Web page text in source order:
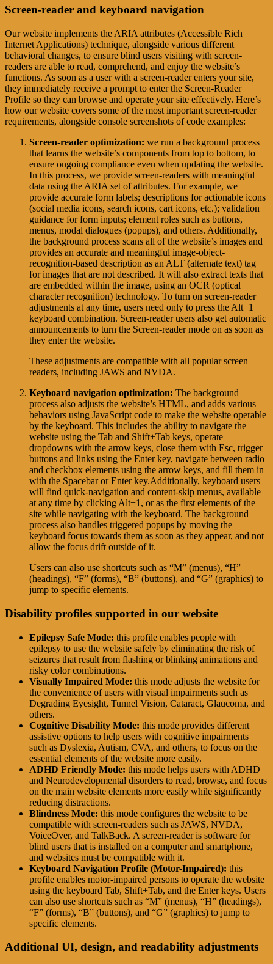
Screen-reader and keyboard navigation
Our website implements the ARIA attributes (Accessible Rich
Internet Applications) technique, alongside various different
behavioral changes, to ensure blind users visiting with screen-
readers are able to read, comprehend, and enjoy the website’s
functions. As soon as a user with a screen-reader enters your site,
they immediately receive a prompt to enter the Screen-Reader
Profile so they can browse and operate your site effectively. Here’s
how our website covers some of the most important screen-reader
requirements, alongside console screenshots of code examples:
Screen-reader optimization: we run a background process
that learns the website’s components from top to bottom, to
ensure ongoing compliance even when updating the website.
In this process, we provide screen-readers with meaningful
data using the ARIA set of attributes. For example, we
provide accurate form labels; descriptions for actionable icons
(social media icons, search icons, cart icons, etc.); validation
guidance for form inputs; element roles such as buttons,
menus, modal dialogues (popups), and others. Additionally,
the background process scans all of the website’s images and
provides an accurate and meaningful image-object-
recognition-based description as an ALT (alternate text) tag
for images that are not described. It will also extract texts that
are embedded within the image, using an OCR (optical
character recognition) technology. To turn on screen-reader
adjustments at any time, users need only to press the Alt+1
keyboard combination. Screen-reader users also get automatic
announcements to turn the Screen-reader mode on as soon as
they enter the website.
These adjustments are compatible with all popular screen
readers, including JAWS and NVDA.
Keyboard navigation optimization: The background
process also adjusts the website’s HTML, and adds various
behaviors using JavaScript code to make the website operable
by the keyboard. This includes the ability to navigate the
website using the Tab and Shift+Tab keys, operate
dropdowns with the arrow keys, close them with Esc, trigger
buttons and links using the Enter key, navigate between radio
and checkbox elements using the arrow keys, and fill them in
with the Spacebar or Enter key.Additionally, keyboard users
will find quick-navigation and content-skip menus, available
at any time by clicking Alt+1, or as the first elements of the
site while navigating with the keyboard. The background
process also handles triggered popups by moving the
keyboard focus towards them as soon as they appear, and not
allow the focus drift outside of it.
Users can also use shortcuts such as “M” (menus), “H”
(headings), “F” (forms), “B” (buttons), and “G” (graphics) to
jump to specific elements.
Disability profiles supported in our website
Epilepsy Safe Mode: this profile enables people with
epilepsy to use the website safely by eliminating the risk of
seizures that result from flashing or blinking animations and
risky color combinations.
Visually Impaired Mode: this mode adjusts the website for
the convenience of users with visual impairments such as
Degrading Eyesight, Tunnel Vision, Cataract, Glaucoma, and
others.
Cognitive Disability Mode: this mode provides different
assistive options to help users with cognitive impairments
such as Dyslexia, Autism, CVA, and others, to focus on the
essential elements of the website more easily.
ADHD Friendly Mode: this mode helps users with ADHD
and Neurodevelopmental disorders to read, browse, and focus
on the main website elements more easily while significantly
reducing distractions.
Blindness Mode: this mode configures the website to be
compatible with screen-readers such as JAWS, NVDA,
VoiceOver, and TalkBack. A screen-reader is software for
blind users that is installed on a computer and smartphone,
and websites must be compatible with it.
Keyboard Navigation Profile (Motor-Impaired): this
profile enables motor-impaired persons to operate the website
using the keyboard Tab, Shift+Tab, and the Enter keys. Users
can also use shortcuts such as “M” (menus), “H” (headings),
“F” (forms), “B” (buttons), and “G” (graphics) to jump to
specific elements.
Additional UI, design, and readability adjustments